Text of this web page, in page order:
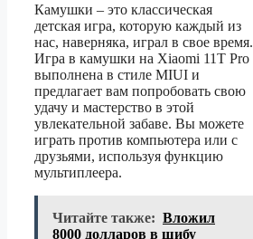
Камушки – это классическая
детская игра, которую каждый из
нас, наверняка, играл в свое время.
Игра в камушки на Xiaomi 11T Pro
выполнена в стиле MIUI и
предлагает вам попробовать свою
удачу и мастерство в этой
увлекательной забаве. Вы можете
играть против компьютера или с
друзьями, используя функцию
мультиплеера.
Читайте также: Вложил
8000 долларов в шибу